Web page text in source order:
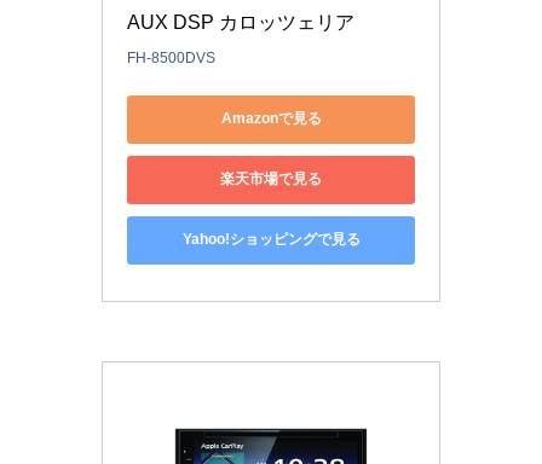
AUX DSP カロッツェリア
FH-8500DVS
Amazonで見る
楽天市場で見る
Yahoo!ショッピングで見る